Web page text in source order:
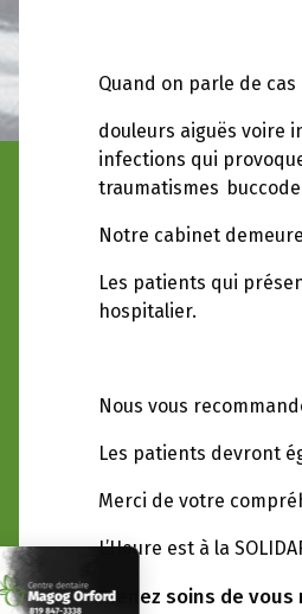
Quand on parle de
douleurs aiguës voire
infections qui
traumatismes
Notre cabinet
Les patients qui
hospitalier.
Nous vous
Les patients devront
Merci de votre
L’Heure est à la
Prenez soins de